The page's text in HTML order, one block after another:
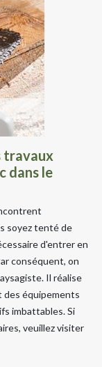
travaux
dans le
soyez tenté de
d'entrer en
conséquent, on
Il réalise
des équipements
imbattables. Si
veuillez visiter